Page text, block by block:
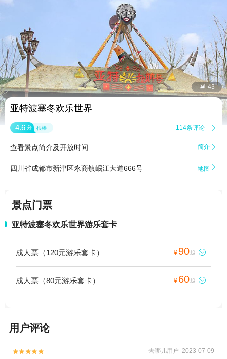
 43
亚特波塞冬欢乐世界
4.6 分 很棒 114条评论 
查看景点简介及开放时间 简介 
四川省成都市新津区永商镇岷江大道666号 地图 
景点门票
亚特波塞冬欢乐世界游乐套卡
成人票（120元游乐套卡） ¥ 90起 
成人票（80元游乐套卡） ¥ 60起 
用户评论

 去哪儿用户 2023-07-09